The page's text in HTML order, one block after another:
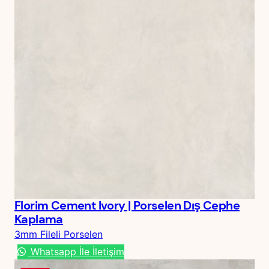
Florim Cement Ivory | Porselen Dış Cephe
Kaplama
3mm Fileli Porselen
Whatsapp İle İletişim